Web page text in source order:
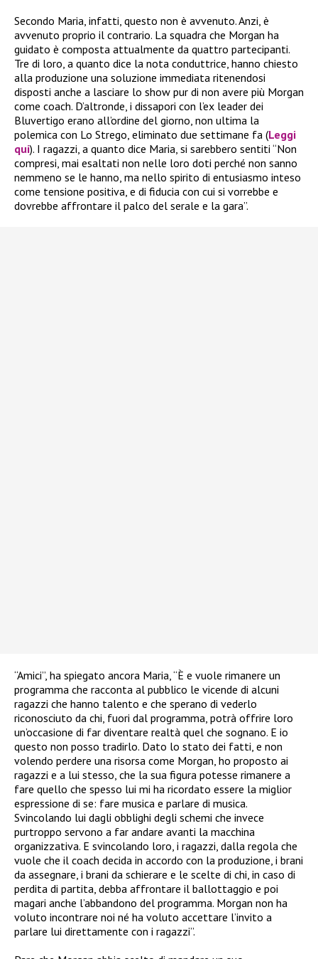
Secondo Maria, infatti, questo non è avvenuto. Anzi, è
avvenuto proprio il contrario. La squadra che Morgan ha
guidato è composta attualmente da quattro partecipanti.
Tre di loro, a quanto dice la nota conduttrice, hanno chiesto
alla produzione una soluzione immediata ritenendosi
disposti anche a lasciare lo show pur di non avere più Morgan
come coach. D’altronde, i dissapori con l’ex leader dei
Bluvertigo erano all’ordine del giorno, non ultima la
polemica con Lo Strego, eliminato due settimane fa (Leggi
qui). I ragazzi, a quanto dice Maria, si sarebbero sentiti “Non
compresi, mai esaltati non nelle loro doti perché non sanno
nemmeno se le hanno, ma nello spirito di entusiasmo inteso
come tensione positiva, e di fiducia con cui si vorrebbe e
dovrebbe affrontare il palco del serale e la gara”.
“Amici”, ha spiegato ancora Maria, “È e vuole rimanere un
programma che racconta al pubblico le vicende di alcuni
ragazzi che hanno talento e che sperano di vederlo
riconosciuto da chi, fuori dal programma, potrà offrire loro
un’occasione di far diventare realtà quel che sognano. E io
questo non posso tradirlo. Dato lo stato dei fatti, e non
volendo perdere una risorsa come Morgan, ho proposto ai
ragazzi e a lui stesso, che la sua figura potesse rimanere a
fare quello che spesso lui mi ha ricordato essere la miglior
espressione di se: fare musica e parlare di musica.
Svincolando lui dagli obblighi degli schemi che invece
purtroppo servono a far andare avanti la macchina
organizzativa. E svincolando loro, i ragazzi, dalla regola che
vuole che il coach decida in accordo con la produzione, i brani
da assegnare, i brani da schierare e le scelte di chi, in caso di
perdita di partita, debba affrontare il ballottaggio e poi
magari anche l’abbandono del programma. Morgan non ha
voluto incontrare noi né ha voluto accettare l’invito a
parlare lui direttamente con i ragazzi”.